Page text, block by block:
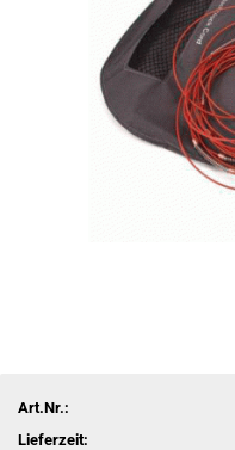
Art.Nr.:
Lieferzeit: